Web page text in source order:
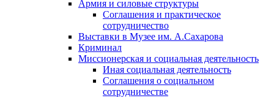
Армия и силовые структуры
Соглашения и практическое
сотрудничество
Выставки в Музее им. А.Сахарова
Криминал
Миссионерская и социальная деятельность
Иная социальная деятельность
Соглашения о социальном
сотрудничестве